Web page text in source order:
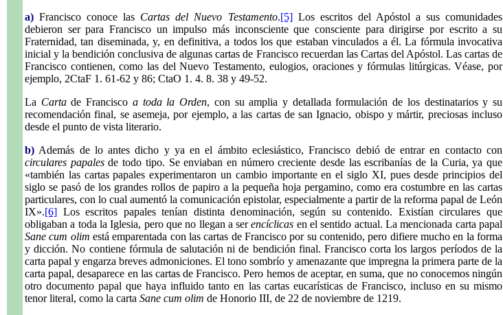
a) Francisco conoce las Cartas del Nuevo Testamento.[5]Los escritos del Apóstol a sus comunidades
debieron ser para Francisco un impulso más inconsciente que consciente para dirigirse por escrito a su
Fraternidad, tan diseminada, y, en definitiva, a todos los que estaban vinculados a él. La fórmula invocativa
inicial y la bendición conclusiva de algunas cartas de Francisco recuerdan las Cartas del Apóstol. Las cartas de
Francisco contienen, como las del Nuevo Testamento, eulogios, oraciones y fórmulas litúrgicas. Véase, por
ejemplo, 2CtaF 1. 61-62 y 86; CtaO 1. 4. 8. 38 y 49-52.
La Cartade Francisco a toda la Orden, con su amplia y detallada formulación de los destinatarios y su
recomendación final, se asemeja, por ejemplo, a las cartas de san Ignacio, obispo y mártir, preciosas incluso
desde el punto de vista literario.
b) Además de lo antes dicho y ya en el ámbito eclesiástico, Francisco debió de entrar en contacto con
circulares papalesde todo tipo. Se enviaban en número creciente desde las escribanías de la Curia, ya que
«también las cartas papales experimentaron un cambio importante en el siglo XI, pues desde principios del
siglo se pasó de los grandes rollos de papiro a la pequeña hoja pergamino, como era costumbre en las cartas
particulares, con lo cual aumentó la comunicación epistolar, especialmente a partir de la reforma papal de León
IX».[6] Los escritos papales tenían distinta denominación, según su contenido. Existían circulares que
obligaban a toda la Iglesia, pero que no llegan a serencíclicas en el sentido actual. La mencionada carta papal
Sane cum olim está emparentada con las cartas de Francisco por su contenido, pero difiere mucho en la forma
y dicción. No contiene fórmula de salutación ni de bendición final. Francisco corta los largos períodos de la
carta papal y engarza breves admoniciones. El tono sombrío y amenazante que impregna la primera parte de la
carta papal, desaparece en las cartas de Francisco. Pero hemos de aceptar, en suma, que no conocemos ningún
otro documento papal que haya influido tanto en las cartas eucarísticas de Francisco, incluso en su mismo
tenor literal, como la carta Sane cum olim de Honorio III, de 22 de noviembre de 1219.